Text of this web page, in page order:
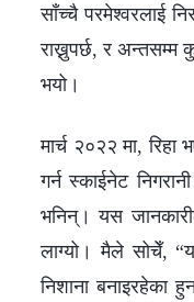
साँच्चै परमेश्‍वरलाई
राख्नुपर्छ, र अन्तसम्म
भयो।
मार्च २०२२ मा,
गर्न स्काईनेट
भनिन्। यस
लाग्यो। मैले सोचेँ,
निशाना बनाइरहेका